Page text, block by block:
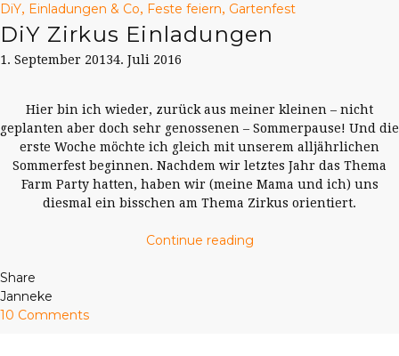
DiY, Einladungen & Co, Feste feiern, Gartenfest
DiY Zirkus Einladungen
1. September 20134. Juli 2016
Hier bin ich wieder, zurück aus meiner kleinen – nicht
geplanten aber doch sehr genossenen – Sommerpause! Und die
erste Woche möchte ich gleich mit unserem alljährlichen
Sommerfest beginnen. Nachdem wir letztes Jahr das Thema
Farm Party hatten, haben wir (meine Mama und ich) uns
diesmal ein bisschen am Thema Zirkus orientiert.
Continue reading
Share
Janneke
10 Comments